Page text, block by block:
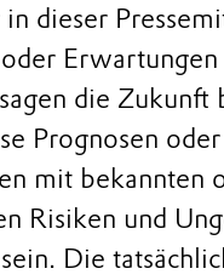
dieser
die Zukunft
Prognosen
mit bekannten
Risiken und
Die